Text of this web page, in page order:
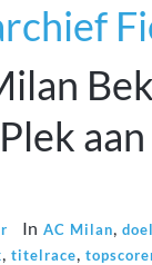
In AC Milan,
, titelrace,